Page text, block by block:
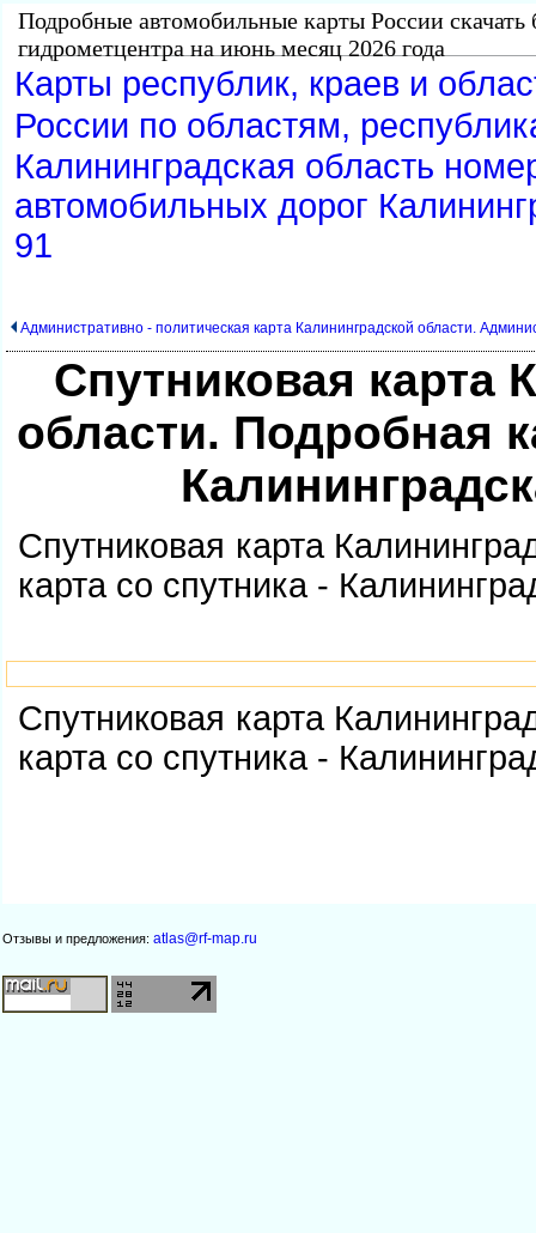
Подробные автомобильные карты России скачать
идрометцентра на июнь месяц 2026 года
Карты республик, краев и
России по областям,
Калининградская область
автомобильных дорог
91
Административно - политическая карта Калининградской области.
Спутниковая карта
области. Подробная
Спутниковая карта
карта со спутника -
Спутниковая карта
карта со спутника -
Отзывы и предложения: atlas@rf-map.ru